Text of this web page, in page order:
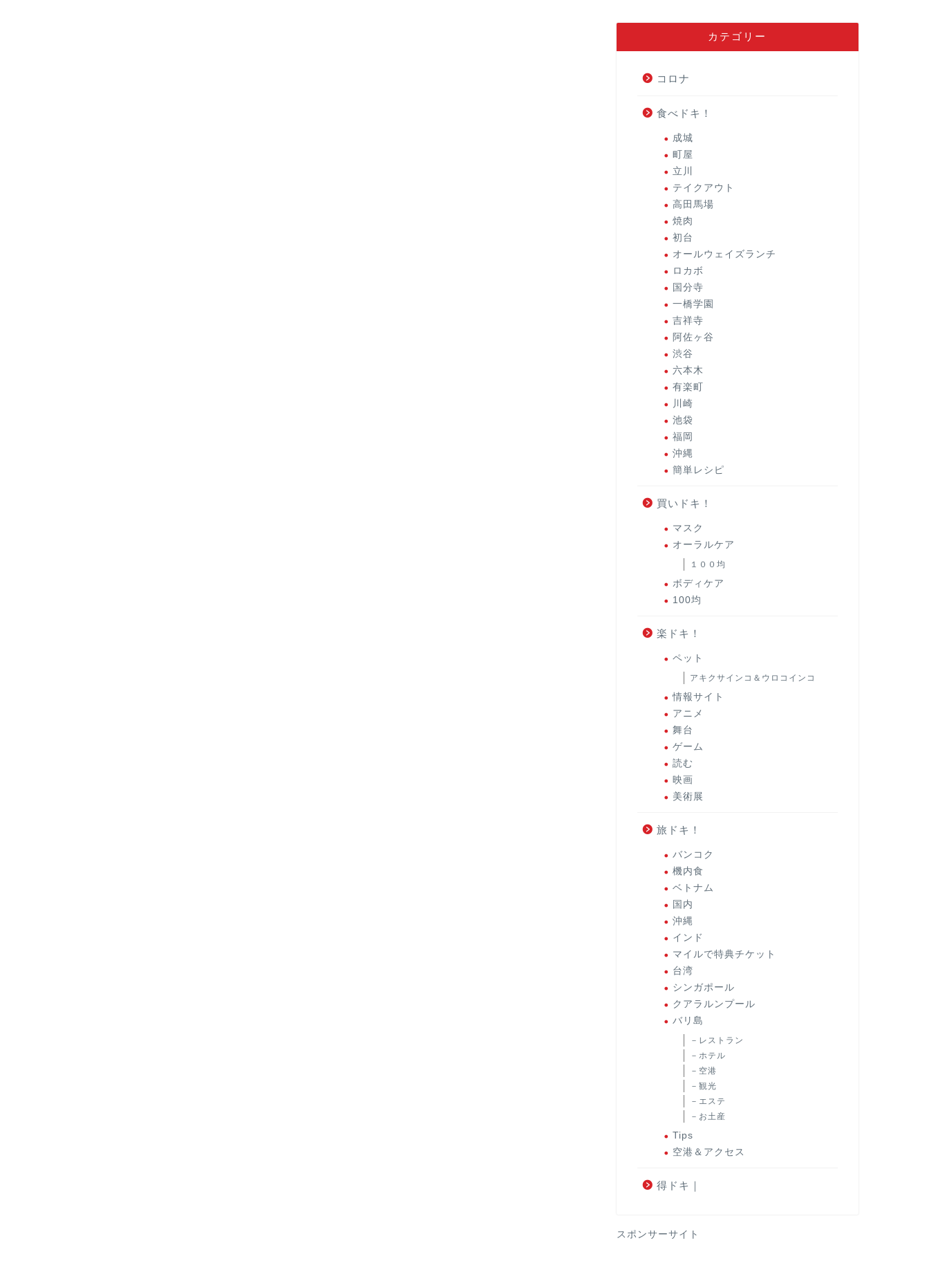
カテゴリー
コロナ
食べドキ！
成城
町屋
立川
テイクアウト
高田馬場
焼肉
初台
オールウェイズランチ
ロカボ
国分寺
一橋学園
吉祥寺
阿佐ヶ谷
渋谷
六本木
有楽町
川崎
池袋
福岡
沖縄
簡単レシピ
買いドキ！
マスク
オーラルケア
１００均
ボディケア
100均
楽ドキ！
ペット
アキクサインコ＆ウロコインコ
情報サイト
アニメ
舞台
ゲーム
読む
映画
美術展
旅ドキ！
バンコク
機内食
ベトナム
国内
沖縄
インド
マイルで特典チケット
台湾
シンガポール
クアラルンプール
バリ島
－レストラン
－ホテル
－空港
－観光
－エステ
－お土産
Tips
空港＆アクセス
得ドキ｜
スポンサーサイト